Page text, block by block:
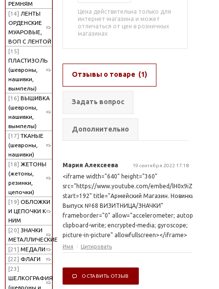
РЕМНЯМ
[14] ЛЕНТЫ
ОРДЕНСКИЕ
МУАРОВЫЕ,
ВОП С ЛЕНТОЙ
[15]
ПЛАСТИЗОЛЬ
(шевроны,
нашивки,
вымпелы)
[16] ВЫШИВКА
(шевроны,
нашивки,
вымпелы)
[17] ТКАНЫЕ
(шевроны,
нашивки)
[18] ЖЕТОНЫ
(жетоны,
резинки,
цепочки)
[19] ОБЛОЖКИ
И ЦЕПОЧКИ К
НИМ
[20] ЗНАЧКИ
МЕТАЛЛИЧЕСКИЕ
[21] МЕДАЛИ
[22] ФЛАГИ
[23]
ШЕЛКОГРАФИЯ
(шевроны и
Цена действительна только для
интернет-магазина и может
отличаться от цен в розничных
магазинах
Отзывы о товаре (1)
Задать вопрос
Дополнительно
Мария Алексеева 19 сентября 2022 17:18
<iframe width="640" height="360"
src="https://www.youtube.com/embed/lH0x9iZLy5I?
start=192" title="Армейский Магазин. Новинки.
Выпуск №68 ВИЗИТНИЦА/ЗНАЧКИ"
frameborder="0" allow="accelerometer; autoplay;
clipboard-write; encrypted-media; gyroscope;
picture-in-picture" allowfullscreen></iframe>
Имя Цитировать
ОСТАВИТЬ ОТЗЫВ